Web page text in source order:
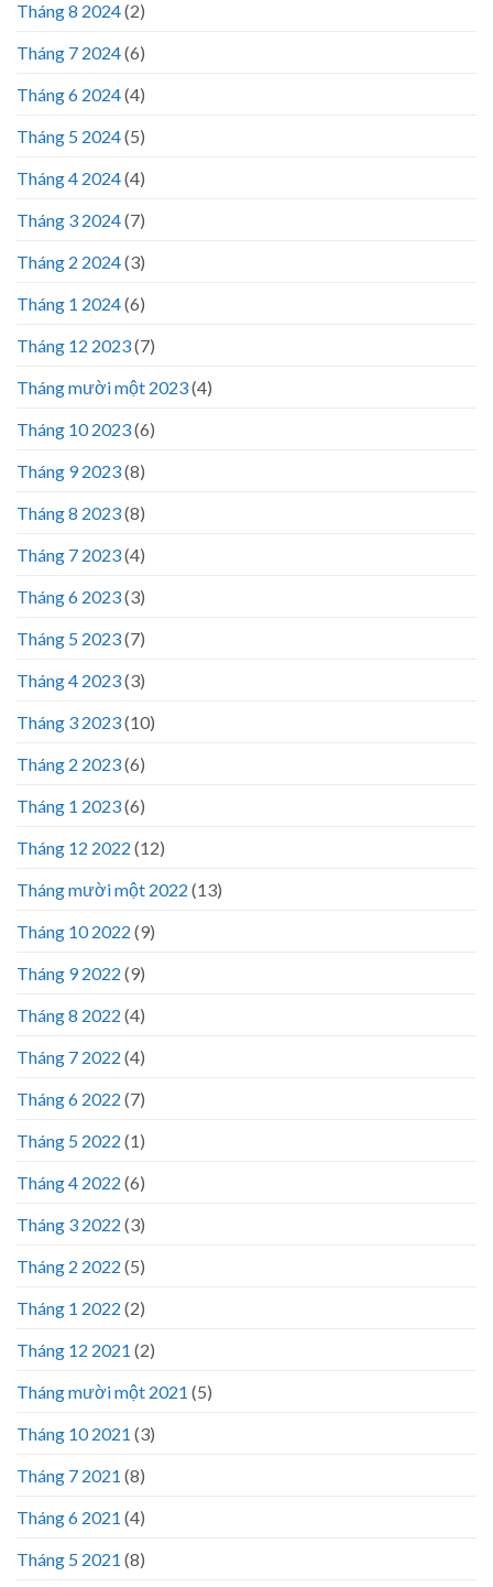
Tháng 8 2024(2)
Tháng 7 2024(6)
Tháng 6 2024(4)
Tháng 5 2024(5)
Tháng 4 2024(4)
Tháng 3 2024(7)
Tháng 2 2024(3)
Tháng 1 2024(6)
Tháng 12 2023(7)
Tháng mười một 2023(4)
Tháng 10 2023(6)
Tháng 9 2023(8)
Tháng 8 2023(8)
Tháng 7 2023(4)
Tháng 6 2023(3)
Tháng 5 2023(7)
Tháng 4 2023(3)
Tháng 3 2023(10)
Tháng 2 2023(6)
Tháng 1 2023(6)
Tháng 12 2022 (12)
Tháng mười một 2022 (13)
Tháng 10 2022 (9)
Tháng 9 2022 (9)
Tháng 8 2022 (4)
Tháng 7 2022 (4)
Tháng 6 2022 (7)
Tháng 5 2022 (1)
Tháng 4 2022 (6)
Tháng 3 2022 (3)
Tháng 2 2022 (5)
Tháng 1 2022 (2)
Tháng 12 2021 (2)
Tháng mười một 2021 (5)
Tháng 10 2021 (3)
Tháng 7 2021 (8)
Tháng 6 2021 (4)
Tháng 5 2021 (8)